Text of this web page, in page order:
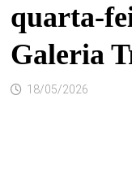
quarta-
Galeria
18/05/2026